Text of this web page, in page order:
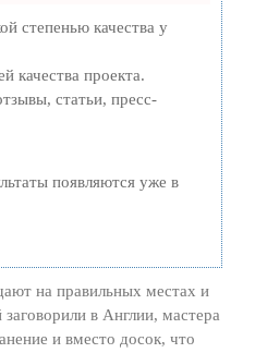
степенью качества у
качества проекта.
статьи, пресс-
появляются уже в
на правильных местах и
в Англии, мастера
и вместо досок, что